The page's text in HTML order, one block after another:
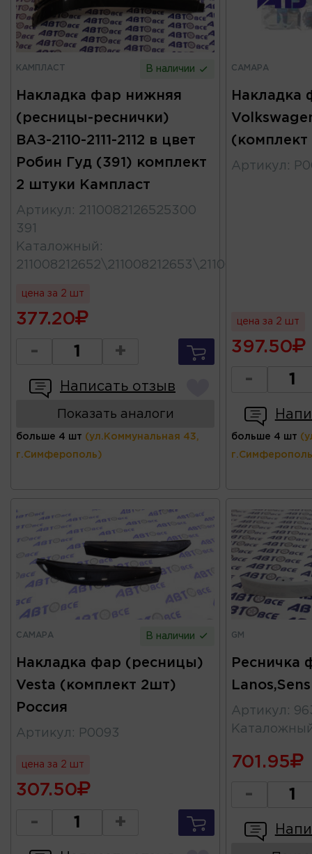
КАМПЛАСТ В наличии
Накладка фар нижняя
(ресницы-реснички)
ВАЗ-2110-2111-2112 в цвет
Робин Гуд (391) комплект
2 штуки Кампласт
Артикул : 2110082126525300
391
Каталожный :
цена за 2 шт
377.20
- +
Написать отзыв
Показать аналоги
больше 4 шт (ул.Коммунальная 43,
г.Симферополь)
САМАРА
Накладка
Артикул :
цена за 2 шт
397.50
-
больше 4 шт
САМАРА В наличии
Накладка фар (ресницы)
Vesta (комплект 2шт)
Россия
Артикул : Р0093
цена за 2 шт
307.50
- +
GM
Ресничка
Артикул :
701.95
-